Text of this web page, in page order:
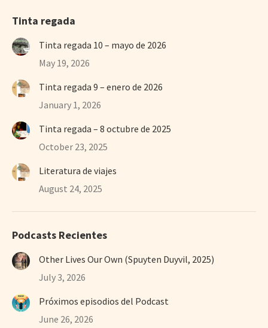
Tinta regada
Tinta regada 10 – mayo de 2026
May 19, 2026
Tinta regada 9 – enero de 2026
January 1, 2026
Tinta regada – 8 octubre de 2025
October 23, 2025
Literatura de viajes
August 24, 2025
Podcasts Recientes
Other Lives Our Own (Spuyten Duyvil, 2025)
July 3, 2026
Próximos episodios del Podcast
June 26, 2026